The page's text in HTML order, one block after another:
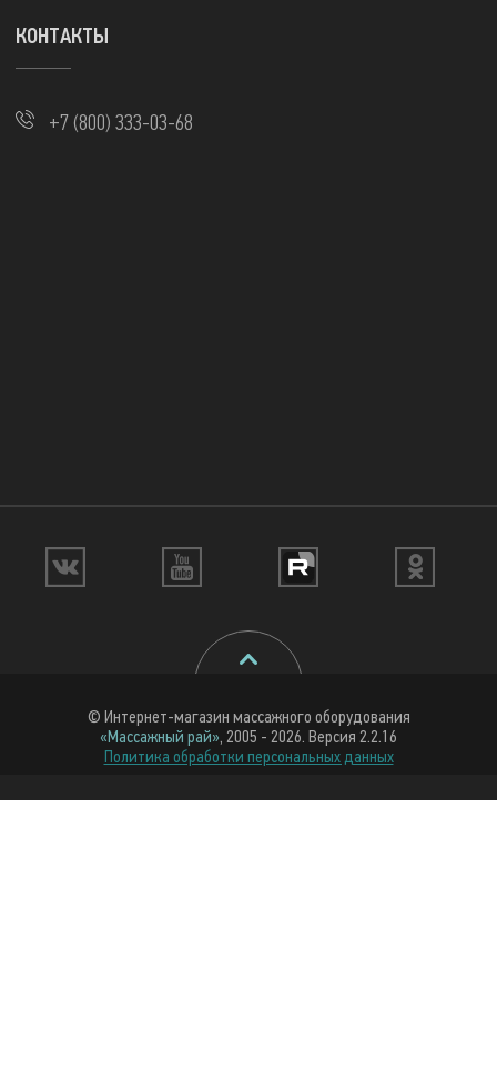
КОНТАКТЫ
+7 (800) 333-03-68
© Интернет-магазин массажного оборудования
«Массажный рай», 2005 - 2026. Версия 2.2.16
Политика обработки персональных данных